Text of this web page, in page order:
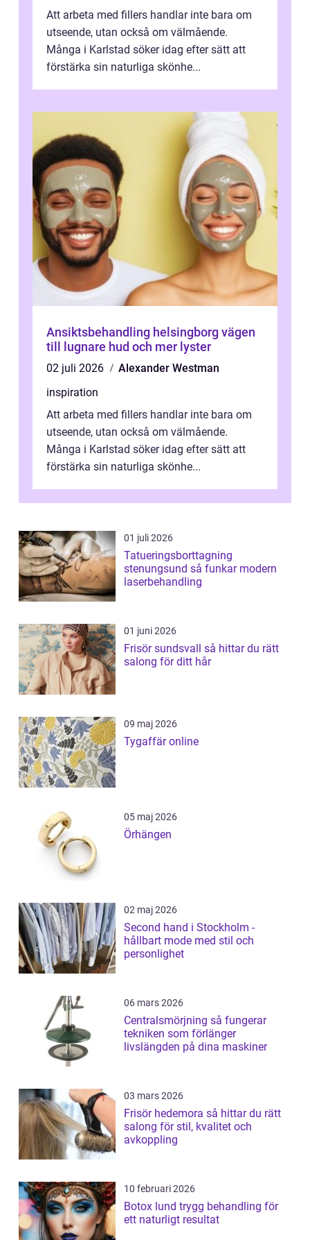
Att arbeta med fillers handlar inte bara om
utseende, utan också om välmående.
Många i Karlstad söker idag efter sätt att
förstärka sin naturliga skönhe...
Ansiktsbehandling helsingborg vägen
till lugnare hud och mer lyster
02 juli 2026
Alexander Westman
inspiration
Att arbeta med fillers handlar inte bara om
utseende, utan också om välmående.
Många i Karlstad söker idag efter sätt att
förstärka sin naturliga skönhe...
01 juli 2026
Tatueringsborttagning
stenungsund så funkar modern
laserbehandling
01 juni 2026
Frisör sundsvall så hittar du rätt
salong för ditt hår
09 maj 2026
Tygaffär online
05 maj 2026
Örhängen
02 maj 2026
Second hand i Stockholm -
hållbart mode med stil och
personlighet
06 mars 2026
Centralsmörjning så fungerar
tekniken som förlänger
livslängden på dina maskiner
03 mars 2026
Frisör hedemora så hittar du rätt
salong för stil, kvalitet och
avkoppling
10 februari 2026
Botox lund trygg behandling för
ett naturligt resultat